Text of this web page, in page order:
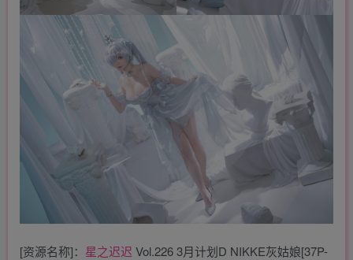
[资源名称]： 星之迟迟 Vol.226 3月计划D NIKKE灰姑娘[37P-